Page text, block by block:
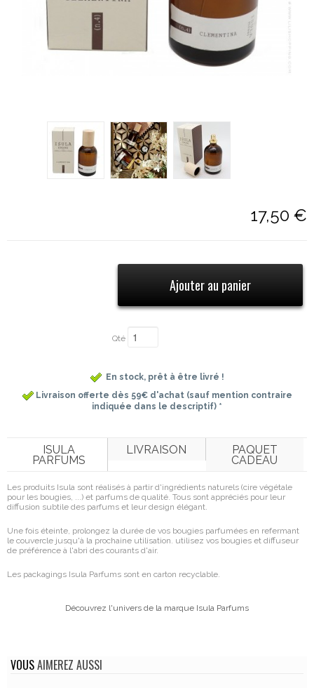
17,50 €
Qté
En stock, prêt à être livré !
Livraison offerte dès 59€ d'achat (sauf mention contraire
indiquée dans le descriptif) *
ISULA
PARFUMS
LIVRAISON PAQUET
CADEAU
Les produits Isula sont réalisés à partir d'ingrédients naturels (cire végétale
pour les bougies, ...) et parfums de qualité. Tous sont appréciés pour leur
diffusion subtile des parfums et leur design élégant.
Une fois éteinte, prolongez la durée de vos bougies parfumées en refermant
le couvercle jusqu'à la prochaine utilisation. utilisez vos bougies et diffuseur
de préférence à l'abri des courants d'air.
Les packagings Isula Parfums sont en carton recyclable.
Découvrez l'univers de la marque Isula Parfums
VOUSAIMEREZ AUSSI